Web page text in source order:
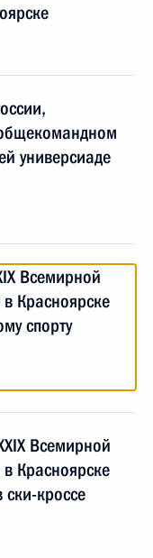
универсиаде
Всемирной
Красноярске
спорту
Всемирной
Красноярске
ски-кроссе